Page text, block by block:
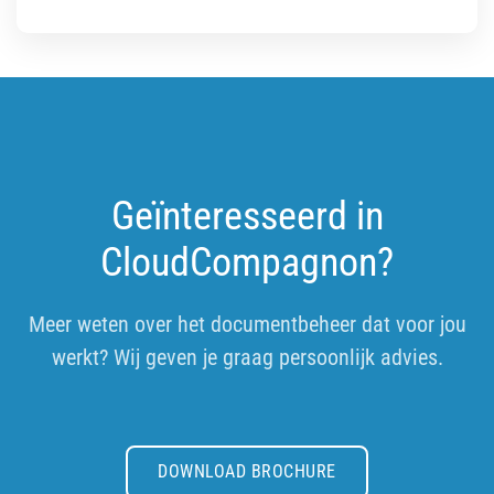
Geïnteresseerd in
CloudCompagnon?
Meer weten over het documentbeheer dat voor jou
werkt? Wij geven je graag persoonlijk advies.
DOWNLOAD BROCHURE